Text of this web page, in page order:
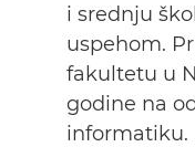
i srednju
uspehom.
fakultetu u
godine na
informatiku.